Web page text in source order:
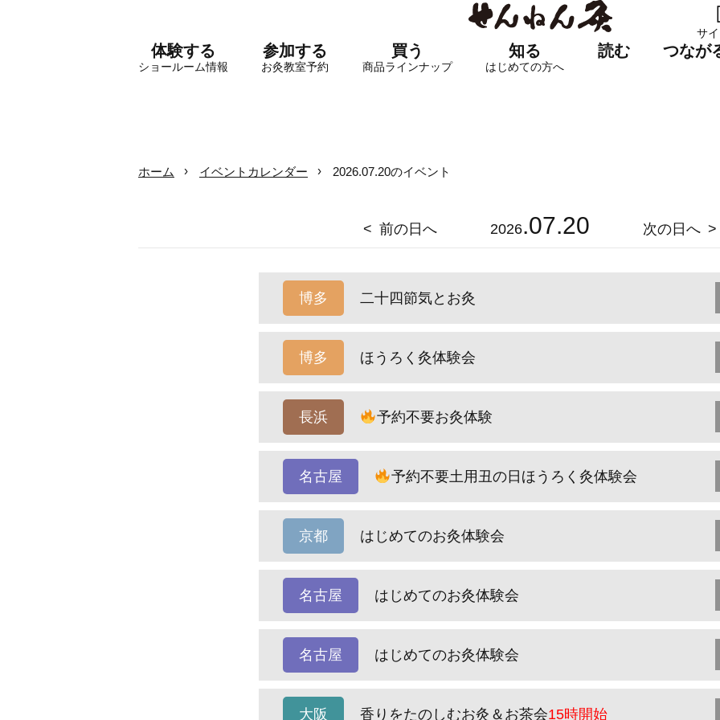
サ
体験する
ショールーム情報
参加する
お灸教室予約
買う
商品ラインナップ
知る
はじめての方へ
読む つなが
ホーム イベントカレンダー 2026.07.20のイベント
前の日へ 2026.07.20 次の日へ
博多 二十四節気とお灸
博多 ほうろく灸体験会
長浜 予約不要お灸体験
名古屋 予約不要土用丑の日ほうろく灸体験会
京都 はじめてのお灸体験会
名古屋 はじめてのお灸体験会
名古屋 はじめてのお灸体験会
大阪 香りをたのしむお灸＆お茶会15時開始